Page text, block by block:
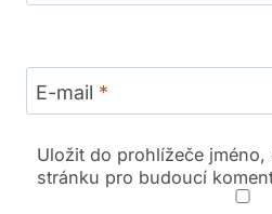
E-mail *
Uložit do prohlížeče jméno,
stránku pro budoucí